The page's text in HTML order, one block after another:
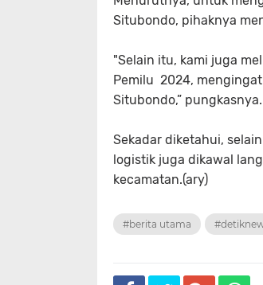
Situbondo, pihaknya
"Selain itu, kami juga
Pemilu 2024,
Situbondo,” pungkasnya.
Sekadar diketahui,
logistik juga dikawal
kecamatan.(ary)
#berita utama